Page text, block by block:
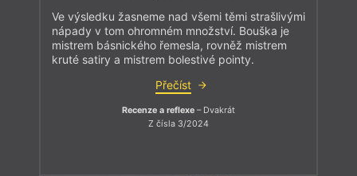
Ve výsledku žasneme nad všemi těmi strašlivými
nápady v tom ohromném množství. Bouška je
mistrem básnického řemesla, rovněž mistrem
kruté satiry a mistrem bolestivé pointy.
Přečíst
Recenze a reflexe – Dvakrát
Z čísla 3/2024